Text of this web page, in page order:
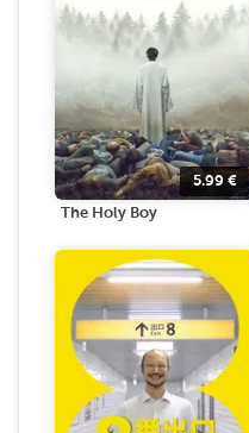
5.99 €
The Holy Boy